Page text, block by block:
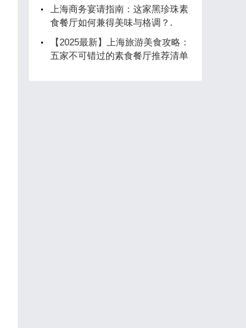
上海商务宴请指南：这家黑珍珠素
食餐厅如何兼得美味与格调？.
【2025最新】上海旅游美食攻略：
五家不可错过的素食餐厅推荐清单